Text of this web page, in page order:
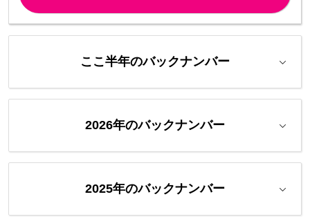
ここ半年のバックナンバー
2026年のバックナンバー
2025年のバックナンバー